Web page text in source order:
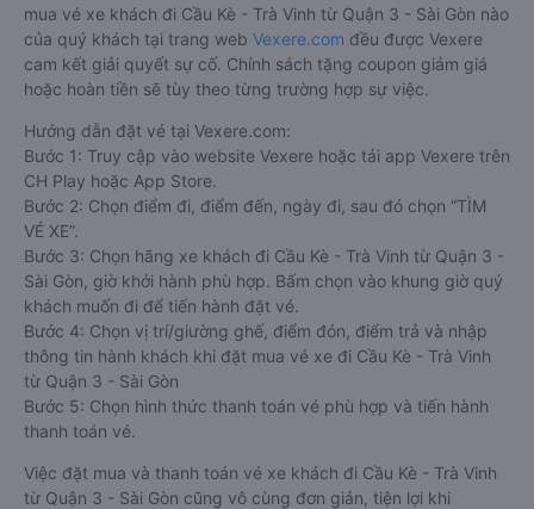
mua vé xe khách đi Cầu Kè - Trà Vinh từ Quận 3 - Sài Gòn nào
của quý khách tại trang web Vexere.com đều được Vexere
cam kết giải quyết sự cố. Chính sách tặng coupon giảm giá
hoặc hoàn tiền sẽ tùy theo từng trường hợp sự việc.
Hướng dẫn đặt vé tại Vexere.com:
Bước 1: Truy cập vào website Vexere hoặc tải app Vexere trên
CH Play hoặc App Store.
Bước 2: Chọn điểm đi, điểm đến, ngày đi, sau đó chọn “TÌM
VÉ XE”.
Bước 3: Chọn hãng xe khách đi Cầu Kè - Trà Vinh từ Quận 3 -
Sài Gòn, giờ khởi hành phù hợp. Bấm chọn vào khung giờ quý
khách muốn đi để tiến hành đặt vé.
Bước 4: Chọn vị trí/giường ghế, điểm đón, điểm trả và nhập
thông tin hành khách khi đặt mua vé xe đi Cầu Kè - Trà Vinh
từ Quận 3 - Sài Gòn
Bước 5: Chọn hình thức thanh toán vé phù hợp và tiến hành
thanh toán vé.
Việc đặt mua và thanh toán vé xe khách đi Cầu Kè - Trà Vinh
từ Quận 3 - Sài Gòn cũng vô cùng đơn giản, tiện lợi khi